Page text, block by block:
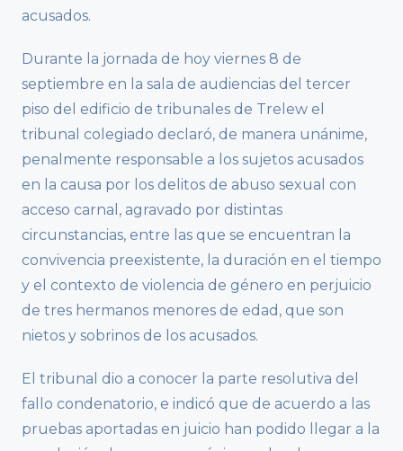
acusados.
Durante la jornada de hoy viernes 8 de
septiembre en la sala de audiencias del tercer
piso del edificio de tribunales de Trelew el
tribunal colegiado declaró, de manera unánime,
penalmente responsable a los sujetos acusados
en la causa por los delitos de abuso sexual con
acceso carnal, agravado por distintas
circunstancias, entre las que se encuentran la
convivencia preexistente, la duración en el tiempo
y el contexto de violencia de género en perjuicio
de tres hermanos menores de edad, que son
nietos y sobrinos de los acusados.
El tribunal dio a conocer la parte resolutiva del
fallo condenatorio, e indicó que de acuerdo a las
pruebas aportadas en juicio han podido llegar a la